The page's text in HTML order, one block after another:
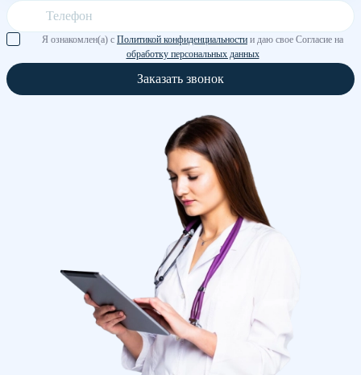
Я ознакомлен(а) с Политикой конфиденциальности и даю свое Согласие на
обработку персональных данных
Заказать звонок